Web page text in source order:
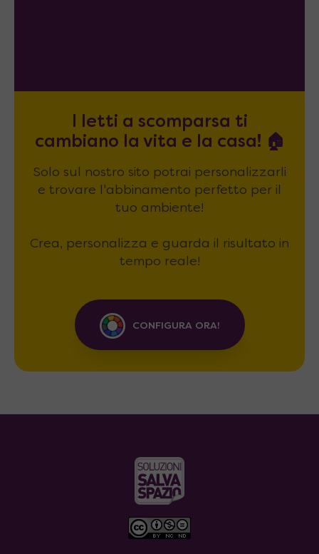
I letti a scomparsa ti
cambiano la vita e la casa! 🏠
Solo sul nostro sito potrai personalizzarli
e trovare l'abbinamento perfetto per il
tuo ambiente!
Crea, personalizza e guarda il risultato in
tempo reale!
CONFIGURA ORA!